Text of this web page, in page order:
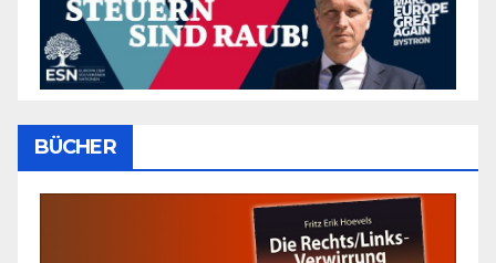
BÜCHER